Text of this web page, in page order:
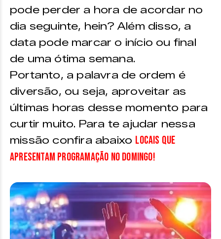
pode perder a hora de acordar no
dia seguinte, hein? Além disso, a
data pode marcar o início ou final
de uma ótima semana.
Portanto, a palavra de ordem é
diversão, ou seja, aproveitar as
últimas horas desse momento para
curtir muito. Para te ajudar nessa
missão confira abaixo locais que
apresentam programação no domingo!